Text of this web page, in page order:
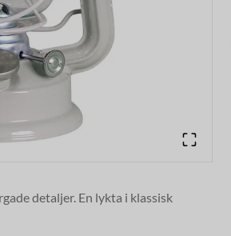
detaljer. En lykta i klassisk